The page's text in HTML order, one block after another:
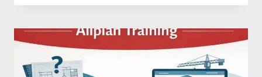
INGEGNERIA:
UNICA